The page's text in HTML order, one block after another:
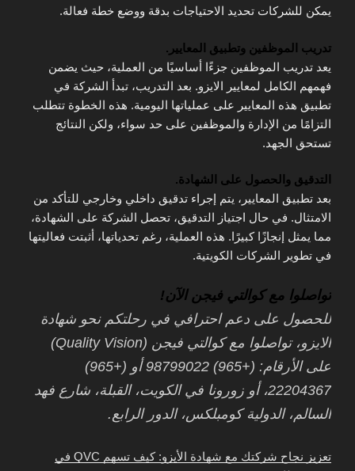
يمكن للشركات تحديد الاحتياجات بدقة ووضع خطة فعالة.
تدريب الموظفين وتطبيق المعايير.
يعد تدريب الموظفين جزءًا أساسيًا من العملية، حيث يضمن
فهمهم الكامل لمعايير الايزو. بعد التدريب، تبدأ الشركة في
تطبيق هذه المعايير على عملياتها اليومية. هذه الخطوة تتطلب
التزامًا من الإدارة والموظفين على حد سواء، ولكن النتائج
تستحق الجهد.
التدقيق والحصول على الشهادة.
بعد تطبيق المعايير، يتم إجراء تدقيق داخلي وخارجي للتأكد من
الامتثال. في حال اجتياز التدقيق، تحصل الشركة على الشهادة،
مما يمثل إنجازًا كبيرًا. هذه العملية، رغم تحدياتها، أثبتت فعاليتها
في تطوير الشركات الكويتية.
تواصلوا مع كوالتي فيجن الآن!
للحصول على دعم احترافي في رحلتكم نحو شهادة
الايزو، تواصلوا معكوالتي فيجن
(Quality Vision)
على الأرقام: (+965) 98799022 أو (+965)
22204367، أو زورونا في الكويت، القبلة، شارع فهد
السالم، الدولية كومبلكس، الدور الرابع.
تعزيز نجاح شركتك مع شهادة الأيزو: كيف تسهم QVC في